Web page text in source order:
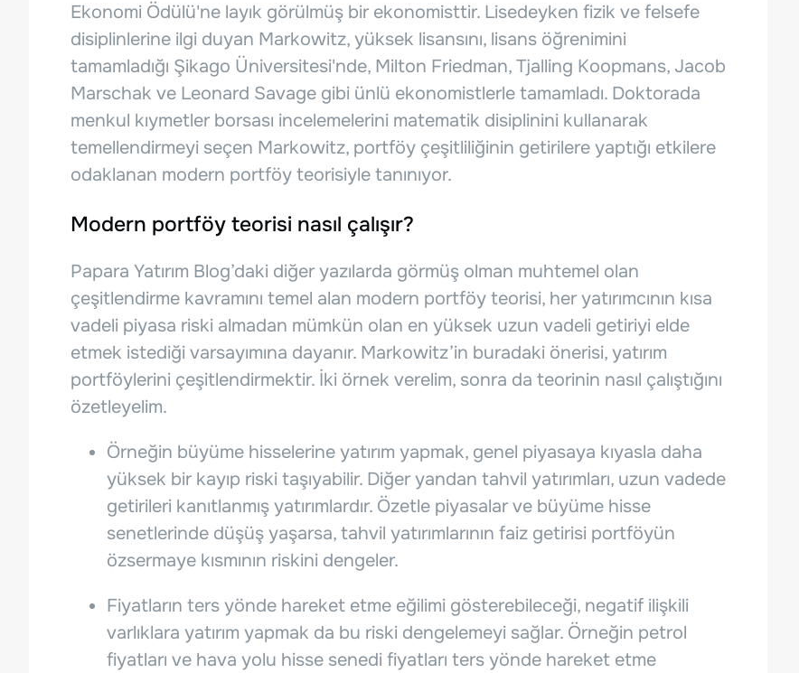
Ekonomi Ödülü'ne layık görülmüş bir ekonomisttir. Lisedeyken fizik ve felsefe
disiplinlerine ilgi duyan Markowitz, yüksek lisansını, lisans öğrenimini
tamamladığı Şikago Üniversitesi'nde, Milton Friedman, Tjalling Koopmans, Jacob
Marschak ve Leonard Savage gibi ünlü ekonomistlerle tamamladı. Doktorada
menkul kıymetler borsası incelemelerini matematik disiplinini kullanarak
temellendirmeyi seçen Markowitz, portföy çeşitliliğinin getirilere yaptığı etkilere
odaklanan modern portföy teorisiyle tanınıyor.
Modern portföy teorisi nasıl çalışır?
Papara Yatırım Blog’daki diğer yazılarda görmüş olman muhtemel olan
çeşitlendirme kavramını temel alan modern portföy teorisi, her yatırımcının kısa
vadeli piyasa riski almadan mümkün olan en yüksek uzun vadeli getiriyi elde
etmek istediği varsayımına dayanır. Markowitz’in buradaki önerisi, yatırım
portföylerini çeşitlendirmektir. İki örnek verelim, sonra da teorinin nasıl çalıştığını
özetleyelim.
Örneğin büyüme hisselerine yatırım yapmak, genel piyasaya kıyasla daha
yüksek bir kayıp riski taşıyabilir. Diğer yandan tahvil yatırımları, uzun vadede
getirileri kanıtlanmış yatırımlardır. Özetle piyasalar ve büyüme hisse
senetlerinde düşüş yaşarsa, tahvil yatırımlarının faiz getirisi portföyün
özsermaye kısmının riskini dengeler.
Fiyatların ters yönde hareket etme eğilimi gösterebileceği, negatif ilişkili
varlıklara yatırım yapmak da bu riski dengelemeyi sağlar. Örneğin petrol
fiyatları ve hava yolu hisse senedi fiyatları ters yönde hareket etme